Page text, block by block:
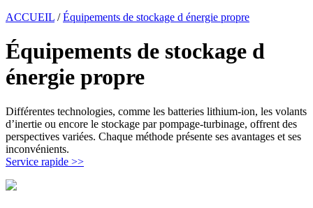
ACCUEIL /Équipements de stockage d énergie propre
Équipements de stockage d
énergie propre
Différentes technologies, comme les batteries lithium-ion, les volants
d’inertie ou encore le stockage par pompage-turbinage, offrent des
perspectives variées. Chaque méthode présente ses avantages et ses
inconvénients.
Service rapide >>